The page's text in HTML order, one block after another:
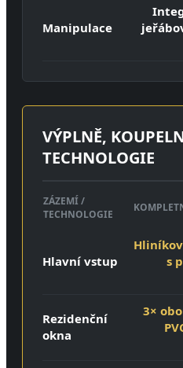
Manipulace
VÝPLNĚ,
TECHNOLOGIE
ZÁZEMÍ /
TECHNOLOGIE
Hlavní vstup
s
Rezidenční
okna
3×